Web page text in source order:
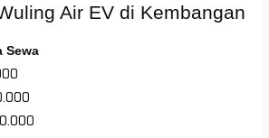
Air EV di Kembangan
Sewa